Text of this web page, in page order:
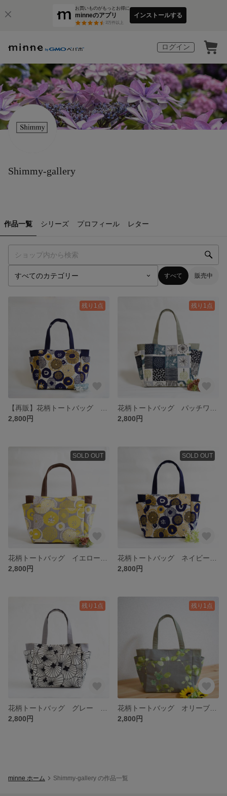
お買いものがもっとお得に
minneのアプリ
3万件以上
インストールする
ログイン
Shimmy-gallery
作品一覧 シリーズ プロフィール レター
すべて 販売中
残り1点
2,800円
残り1点
2,800円
SOLD OUT
2,800円
SOLD OUT
2,800円
残り1点
2,800円
残り1点
2,800円
minne ホーム Shimmy-gallery の作品一覧